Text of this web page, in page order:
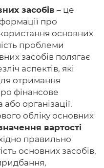
засобів – це
про
основних
проблеми
засобів полягає
аспектів, які
отримання
фінансове
організації.
обліку основних
вартості
правильно
основних засобів,